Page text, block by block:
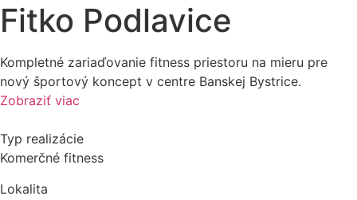
Fitko Podlavice
Kompletné zariaďovanie fitness priestoru na mieru pre
nový športový koncept v centre Banskej Bystrice.
Zobraziť viac
Typ realizácie
Komerčné fitness
Lokalita